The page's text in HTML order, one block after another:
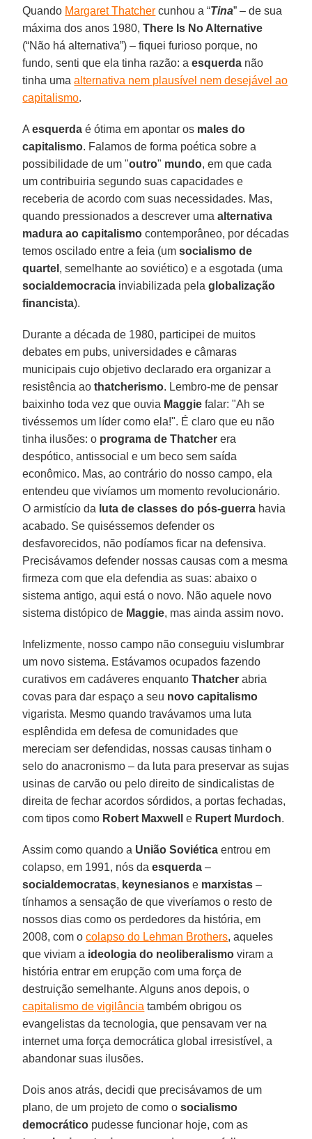
Quando Margaret Thatcher cunhou a “Tina” – de sua
máxima dos anos 1980,There Is No Alternative
(“Não há alternativa”) – fiquei furioso porque, no
fundo, senti que ela tinha razão: aesquerda não
tinha umaalternativa nem plausível nem desejável ao
capitalismo.
Aesquerda é ótima em apontar os males do
capitalismo. Falamos de forma poética sobre a
possibilidade de um "outro" mundo, em que cada
um contribuiria segundo suas capacidades e
receberia de acordo com suas necessidades. Mas,
quando pressionados a descrever umaalternativa
madura ao capitalismo contemporâneo, por décadas
temos oscilado entre a feia (umsocialismo de
quartel , semelhante ao soviético) e a esgotada (uma
socialdemocracia inviabilizada pelaglobalização
financista).
Durante a década de 1980, participei de muitos
debates em pubs, universidades e câmaras
municipais cujo objetivo declarado era organizar a
resistência aothatcherismo. Lembro-me de pensar
baixinho toda vez que ouvia Maggie falar: "Ah se
tivéssemos um líder como ela!". É claro que eu não
tinha ilusões: o programa de Thatcher era
despótico, antissocial e um beco sem saída
econômico. Mas, ao contrário do nosso campo, ela
entendeu que vivíamos um momento revolucionário.
O armistício da luta de classes do pós-guerra havia
acabado. Se quiséssemos defender os
desfavorecidos, não podíamos ficar na defensiva.
Precisávamos defender nossas causas com a mesma
firmeza com que ela defendia as suas: abaixo o
sistema antigo, aqui está o novo. Não aquele novo
sistema distópico de Maggie, mas ainda assim novo.
Infelizmente, nosso campo não conseguiu vislumbrar
um novo sistema. Estávamos ocupados fazendo
curativos em cadáveres enquantoThatcher abria
covas para dar espaço a seu novo capitalismo
vigarista. Mesmo quando travávamos uma luta
esplêndida em defesa de comunidades que
mereciam ser defendidas, nossas causas tinham o
selo do anacronismo – da luta para preservar as sujas
usinas de carvão ou pelo direito de sindicalistas de
direita de fechar acordos sórdidos, a portas fechadas,
com tipos como Robert Maxwell e Rupert Murdoch.
Assim como quando a União Soviética entrou em
colapso, em 1991, nós daesquerda –
socialdemocratas, keynesianos e marxistas –
tínhamos a sensação de que viveríamos o resto de
nossos dias como os perdedores da história, em
2008, com ocolapso do Lehman Brothers, aqueles
que viviam a ideologia do neoliberalismo viram a
história entrar em erupção com uma força de
destruição semelhante. Alguns anos depois, o
capitalismo de vigilância também obrigou os
evangelistas da tecnologia, que pensavam ver na
internet uma força democrática global irresistível, a
abandonar suas ilusões.
Dois anos atrás, decidi que precisávamos de um
plano, de um projeto de como osocialismo
democrático pudesse funcionar hoje, com as